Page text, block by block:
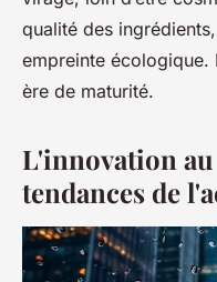
qualité des
empreinte écologique.
ère de maturité.
L'innovation
tendances de